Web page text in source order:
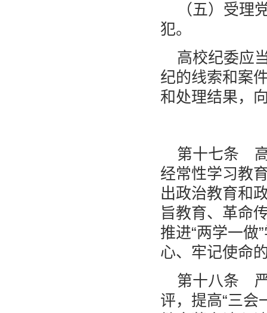
（五）受理
犯。
高校纪委应
纪的线索和案
和处理结果，
第十七条 高
经常性学习教
出政治教育和
旨教育、革命
推进“两学一做
心、牢记使命
第十八条 严
评，提高“三会